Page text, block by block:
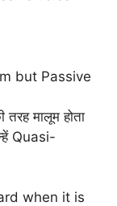
but Passive
मालूम होता
Quasi-
when it is